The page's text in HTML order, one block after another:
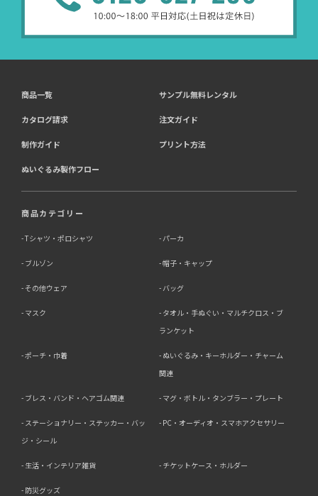
商品一覧 サンプル無料レンタル
カタログ請求 注文ガイド
制作ガイド プリント方法
ぬいぐるみ製作フロー
商品カテゴリー
Tシャツ・ポロシャツ パーカ
ブルゾン 帽子・キャップ
その他ウェア バッグ
マスク
タオル・手ぬぐい・マルチクロス・ブ
ランケット
ポーチ・巾着
ぬいぐるみ・キーホルダー・チャーム
関連
ブレス・バンド・ヘアゴム関連 マグ・ボトル・タンブラー・プレート
ステーショナリー・ステッカー・バッ
ジ・シール
PC・オーディオ・スマホアクセサリー
生活・インテリア雑貨 チケットケース・ホルダー
防災グッズ